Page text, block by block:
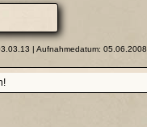
| Aufnahmedatum: 05.06.2008